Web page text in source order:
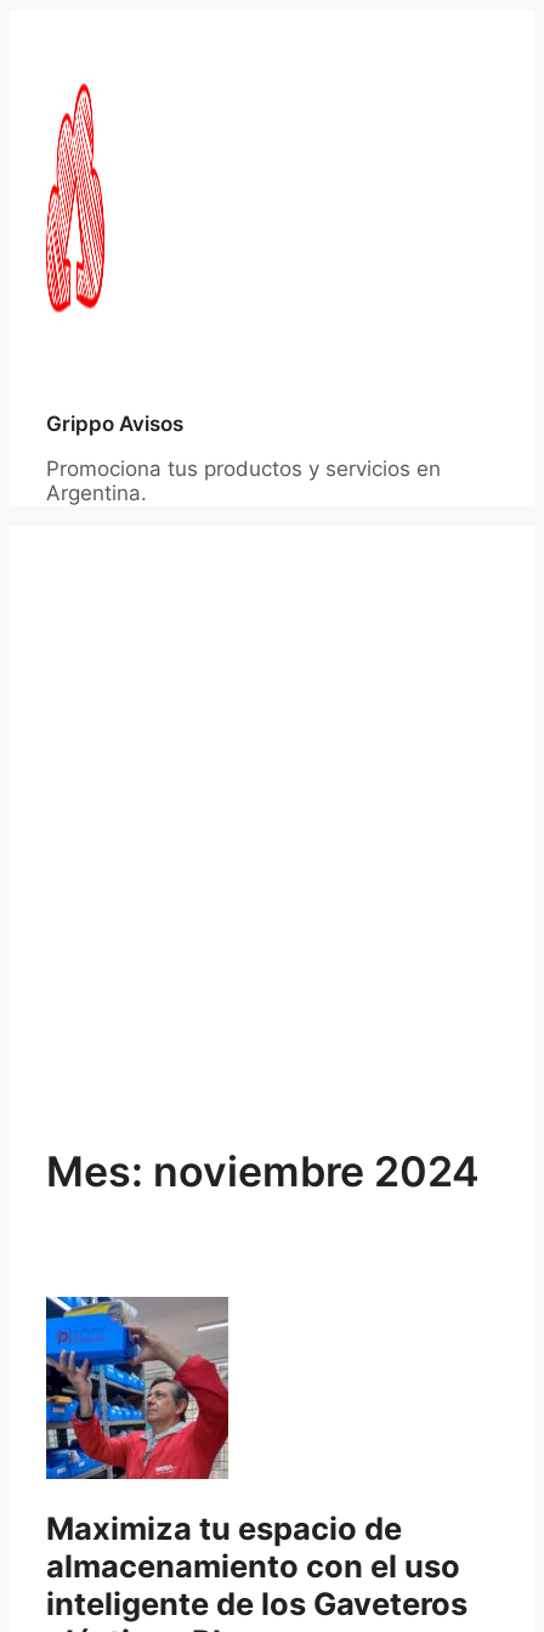
Grippo Avisos
Promociona tus productos y servicios en
Argentina.
Mes: noviembre 2024
Maximiza tu espacio de
almacenamiento con el uso
inteligente de los Gaveteros